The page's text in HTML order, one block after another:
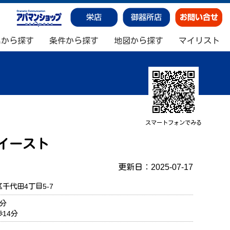
ら探す 条件から探す 地図から探す マイリスト
スマートフォンでみる
ースト
更新日：2025-07-17
千代田4丁目5-7
14分